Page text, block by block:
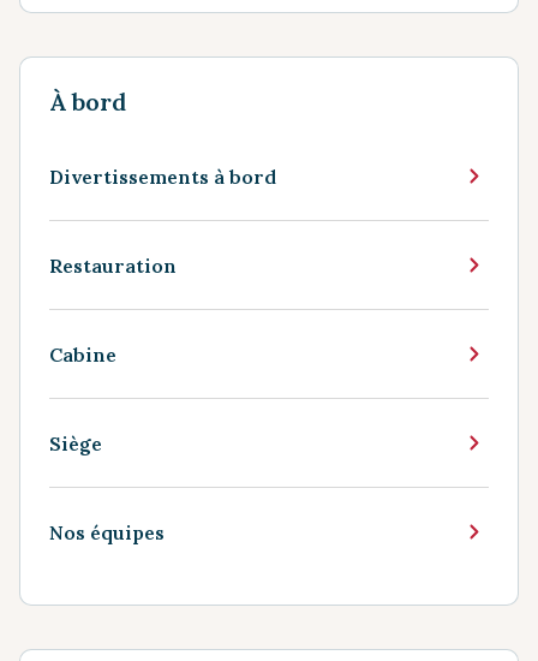
À bord
Divertissements à bord
Restauration
Cabine
Siège
Nos équipes